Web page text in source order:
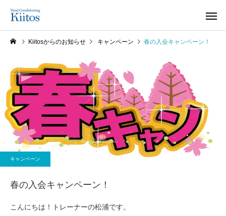
Kiitosからのお知らせ キャンペーン 春の入会キャンペーン！
キャンペーン
春の入会キャンペーン！
こんにちは！トレーナーの松浦です。